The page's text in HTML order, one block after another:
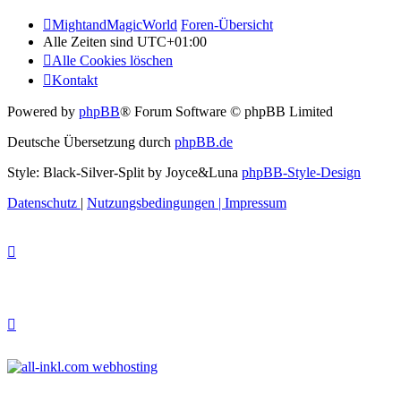
MightandMagicWorld Foren-Übersicht
Alle Zeiten sind UTC+01:00
Alle Cookies löschen
Kontakt
Powered by phpBB® Forum Software © phpBB Limited
Deutsche Übersetzung durch phpBB.de
Style: Black-Silver-Split by Joyce&Luna phpBB-Style-Design
Datenschutz | Nutzungsbedingungen | Impressum